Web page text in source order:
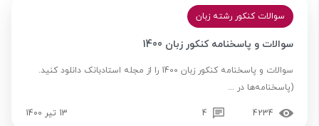
سوالات کنکور رشته زبان
سوالات و پاسخنامه کنکور زبان 1400
سوالات و پاسخنامه کنکور زبان 1400 را از مجله استادبانک دانلود کنید.
(پاسخنامه‌ها در ...
4234
4 13 تیر 1400